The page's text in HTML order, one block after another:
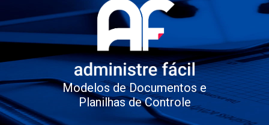
Modelos de Documentos e
Planilhas de Controle